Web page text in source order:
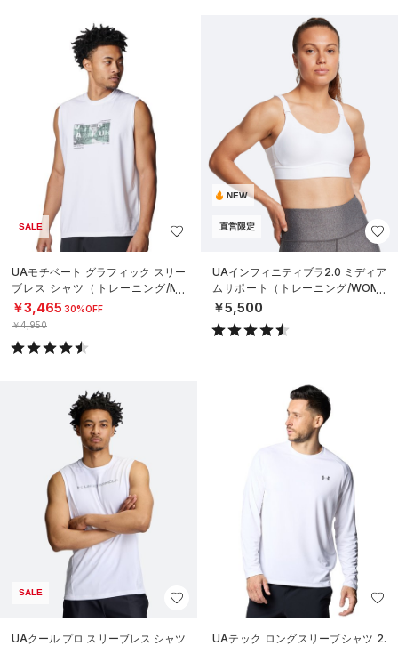
SALE
UAモチベート グラフィック スリー
ブレス シャツ（トレーニング/ME
N）
￥3,465 30%OFF
￥4,950
NEW
直営限定
UAインフィニティブラ2.0 ミディア
ムサポート（トレーニング/WOME
N）
￥5,500
SALE
UAクール プロ スリーブレス シャツ
UAテック ロングスリーブシャツ 2.